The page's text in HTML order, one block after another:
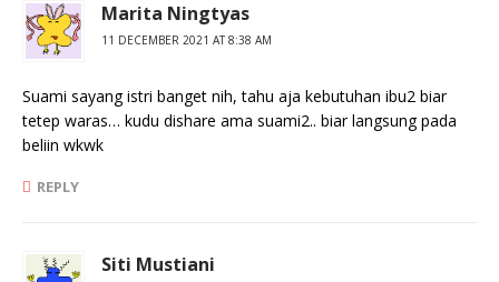
Marita Ningtyas
11 DECEMBER 2021 AT 8:38 AM
Suami sayang istri banget nih, tahu aja kebutuhan ibu2 biar
tetep waras… kudu dishare ama suami2.. biar langsung pada
beliin wkwk
REPLY
Siti Mustiani